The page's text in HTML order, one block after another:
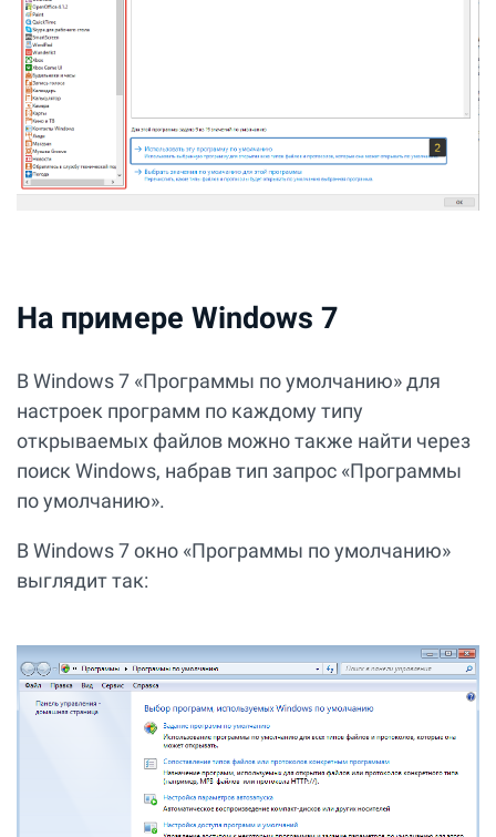
На примере Windows 7
В Windows 7 «Программы по умолчанию» для
настроек программ по каждому типу
открываемых файлов можно также найти через
поиск Windows, набрав тип запрос «Программы
по умолчанию».
В Windows 7 окно «Программы по умолчанию»
выглядит так: